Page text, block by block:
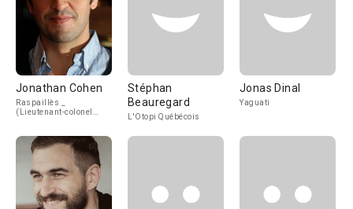
Jonathan Cohen
Raspaillès _
(Lieutenant-colonel
Stéphan
Beauregard
L'Otopi Québécois
Jonas Dinal
Yaguati